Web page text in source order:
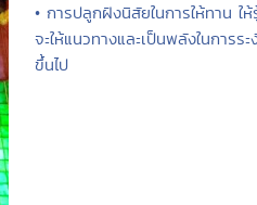
• การปลูกฝังนิสัยในการให้ทาน ใ
จะให้แนวทางและเป็นพลังในการร
ขึ้นไป